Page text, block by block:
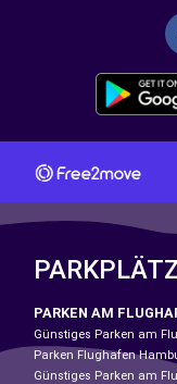
PARKEN AM
Günstiges Parken am
Parken Flughafen
Günstiges Parken am